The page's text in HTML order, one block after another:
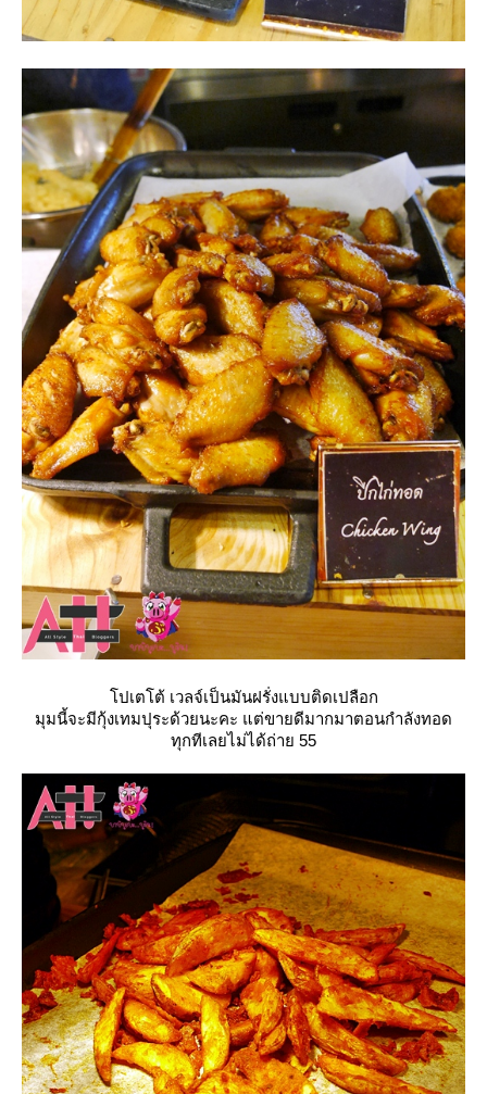
ปเตโต้ เวลจ์เป็นมันฝรั่งแบบติดเปลือก
มุมนี้จะมีกุ้งเทมปุระด้วยนะคะ แต่ขายดีมากมาตอนกำลังทอด
ทุกทีเลยไม่ได้ถ่าย 55